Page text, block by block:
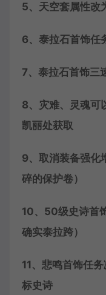
5、天空套属性改
6、泰拉石首饰任
7、泰拉石首饰三
8、灾难、灵魂可
凯丽处获取
9、取消装备强化
碎的保护卷）
10、50级史诗首
确实泰拉跨）
11、悲鸣首饰任
标史诗